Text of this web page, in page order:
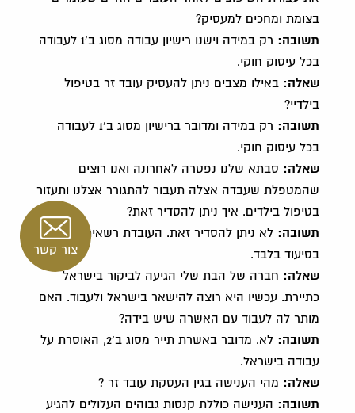
בצומת ומחכים למעסיק?
תשובה:
רק במידה וישנו רישיון עבודה מסוג ב'1 לעבודה
בכל עיסוק חוקי.
שאלה: באילו מצבים ניתן להעסיק עובד זר בטיפול
בילדיי?
תשובה:
רק במידה ומדובר ברישיון מסוג ב'1 לעבודה
בכל עיסוק חוקי.
שאלה: סבתא שלנו נפטרה לאחרונה ואנו רוצים
שהמטפלת שעבדה אצלה תעבור להתגורר אצלנו ותעזור
בטיפול בילדים. איך ניתן להסדיר זאת?
תשובה: לא ניתן להסדיר זאת. העובדת רשאית לעבוד
בסיעוד בלבד.
שאלה: חברה של הבת שלי הגיעה לביקור בישראל
כתיירת. עכשיו היא רוצה להישאר בישראל ולעבוד. האם
מותר לה לעבוד עם האשרה שיש בידה?
תשובה:
לא. מדובר באשרת תייר מסוג ב'2, האוסרת על
עבודה בישראל.
שאלה: מהי הענישה בגין העסקת עובד זר ?
תשובה: הענישה כוללת קנסות גבוהים העלולים להגיע
צור קשר